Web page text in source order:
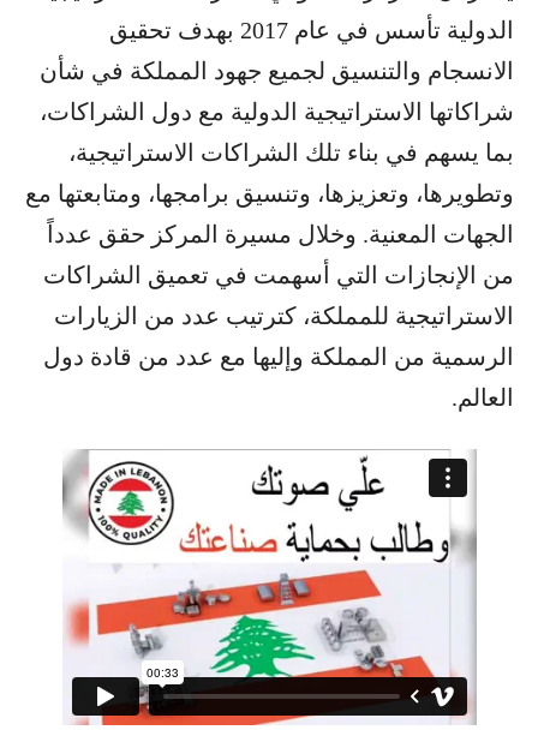
الدولية تأسس في عام 2017 بهدف تحقيق
الانسجام والتنسيق لجميع جهود المملكة في شأن
شراكاتها الاستراتيجية الدولية مع دول الشراكات،
بما يسهم في بناء تلك الشراكات الاستراتيجية،
وتطويرها، وتعزيزها، وتنسيق برامجها، ومتابعتها مع
الجهات المعنية. وخلال مسيرة المركز حقق عدداً
من الإنجازات التي أسهمت في تعميق الشراكات
الاستراتيجية للمملكة، كترتيب عدد من الزيارات
الرسمية من المملكة وإليها مع عدد من قادة دول
العالم.